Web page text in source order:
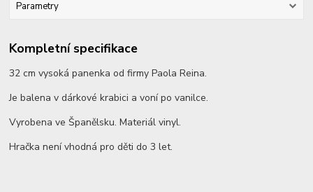
Parametry
Kompletní specifikace
32 cm vysoká panenka od firmy Paola Reina.
Je balena v dárkové krabici a voní po vanilce.
Vyrobena ve Španělsku. Materiál vinyl.
Hračka není vhodná pro děti do 3 let.